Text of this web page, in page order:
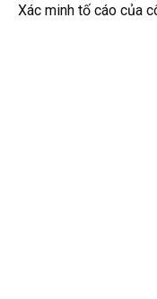
Xác minh tố cáo của